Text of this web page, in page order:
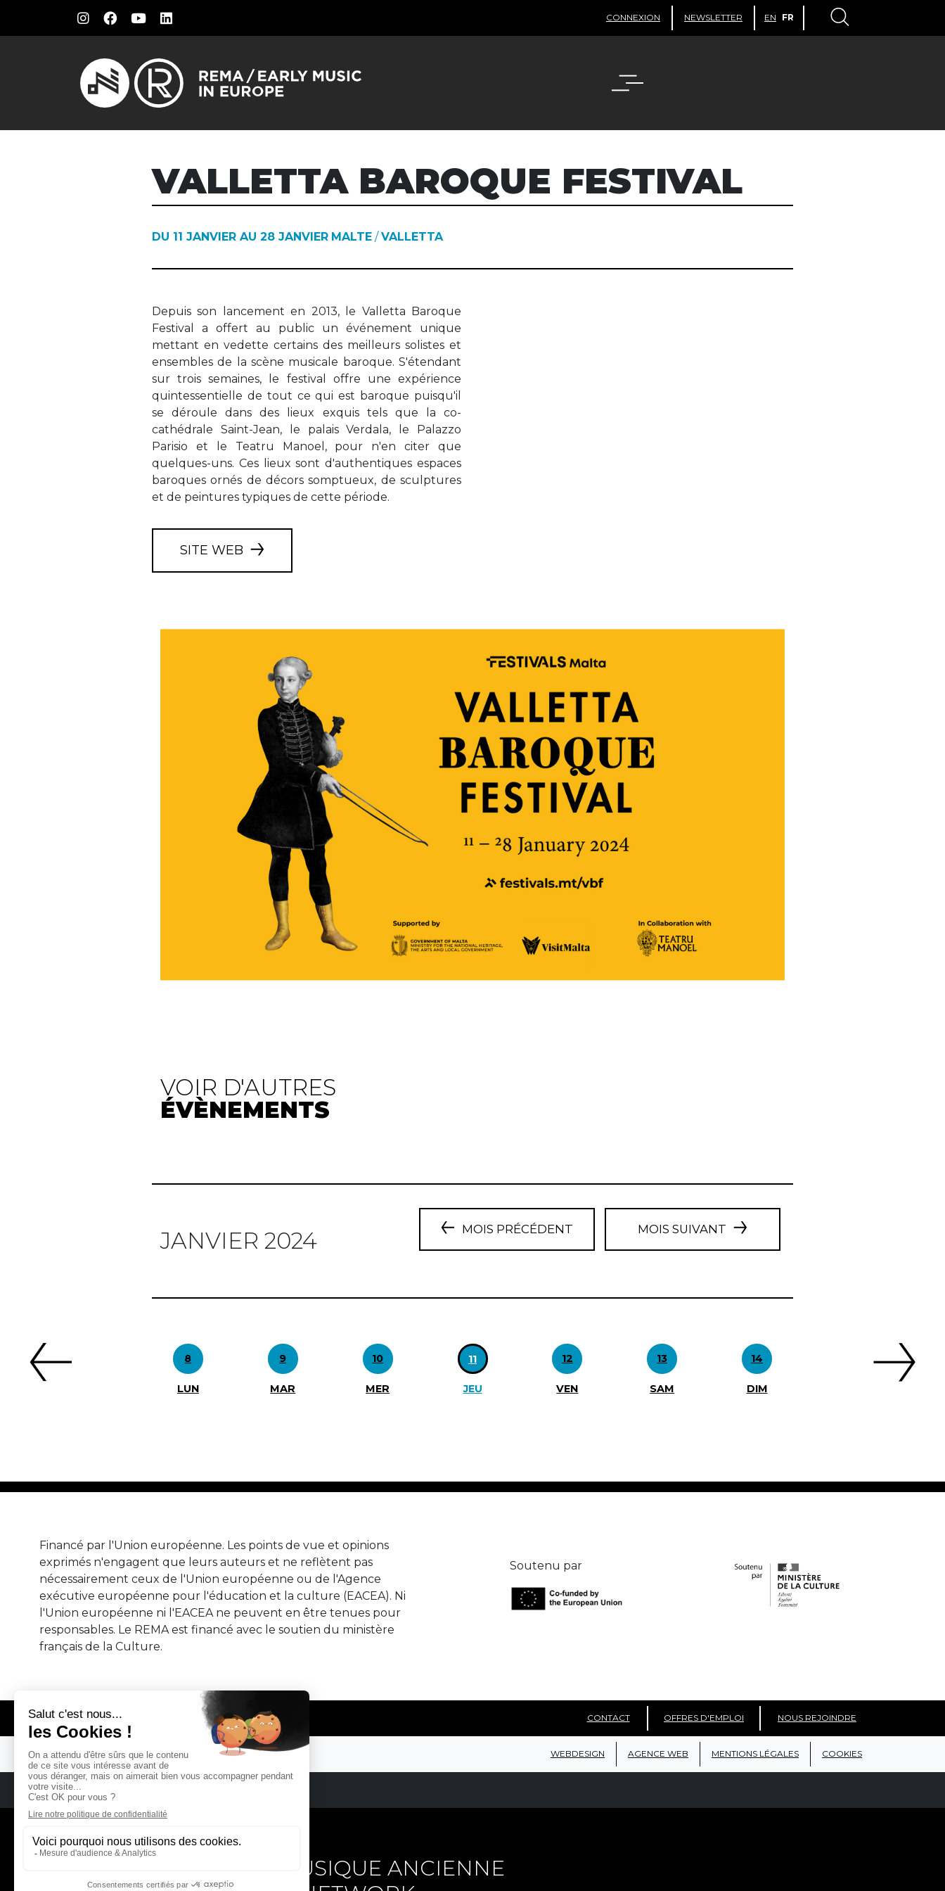
CONNEXION NEWSLETTER EN FR
VALLETTA BAROQUE FESTIVAL
DU 11 JANVIER AU 28 JANVIER MALTE /VALLETTA
Depuis son lancement en 2013, le Valletta Baroque
Festival a offert au public un événement unique
mettant en vedette certains des meilleurs solistes et
ensembles de la scène musicale baroque. S'étendant
sur trois semaines, le festival offre une expérience
quintessentielle de tout ce qui est baroque puisqu'il
se déroule dans des lieux exquis tels que la co-
cathédrale Saint-Jean, le palais Verdala, le Palazzo
Parisio et le Teatru Manoel, pour n'en citer que
quelques-uns. Ces lieux sont d'authentiques espaces
baroques ornés de décors somptueux, de sculptures
et de peintures typiques de cette période.
SITE WEB
VOIR D'AUTRES
ÉVÈNEMENTS
JANVIER 2024 MOIS PRÉCÉDENT MOIS SUIVANT
8
LUN
9
MAR
10
MER
11
JEU
12
VEN
13
SAM
14
DIM
Financé par l'Union européenne. Les points de vue et opinions
exprimés n'engagent que leurs auteurs et ne reflètent pas
nécessairement ceux de l'Union européenne ou de l'Agence
exécutive européenne pour l'éducation et la culture (EACEA). Ni
l'Union européenne ni l'EACEA ne peuvent en être tenues pour
responsables. Le REMA est financé avec le soutien du ministère
français de la Culture.
Soutenu par
CONTACT OFFRES D'EMPLOI NOUS REJOINDRE
© REMA - EARLY MUSIC IN EUROPE WEBDESIGN AGENCE WEB MENTIONS LÉGALES COOKIES
REMA
RÉSEAU EUROPÉEN DE MUSIQUE ANCIENNE